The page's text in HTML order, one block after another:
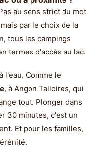
au sens strict du mot
par le choix de la
tous les campings
termes d'accès au lac.
l'eau. Comme le
, à Angon Talloires, qui
tout. Plonger dans
30 minutes, c'est un
Et pour les familles,